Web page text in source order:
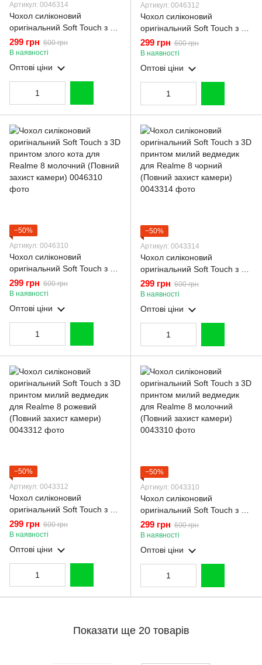
Артикул: 0046314
Чохол силіконовий
оригінальний Soft Touch з 3D
принтом злого кота для
Realme 8 чорний (Повний
захист камери)
299 грн 600 грн
В наявності
Оптові ціни
Артикул: 0046312
Чохол силіконовий
оригінальний Soft Touch з 3D
принтом злого кота для
Realme 8 рожевий (Повний
захист камери)
299 грн 600 грн
В наявності
Оптові ціни
−50%
Артикул: 0046310
Чохол силіконовий
оригінальний Soft Touch з 3D
принтом злого кота для
Realme 8 молочний (Повний
захист камери)
299 грн 600 грн
В наявності
Оптові ціни
−50%
Артикул: 0043314
Чохол силіконовий
оригінальний Soft Touch з 3D
принтом милий ведмедик
для Realme 8 чорний
(Повний захист камери)
299 грн 600 грн
В наявності
Оптові ціни
−50%
Артикул: 0043312
Чохол силіконовий
оригінальний Soft Touch з 3D
принтом милий ведмедик
для Realme 8 рожевий
(Повний захист камери)
299 грн 600 грн
В наявності
Оптові ціни
−50%
Артикул: 0043310
Чохол силіконовий
оригінальний Soft Touch з 3D
принтом милий ведмедик
для Realme 8 молочний
(Повний захист камери)
299 грн 600 грн
В наявності
Оптові ціни
Показати ще 20 товарів